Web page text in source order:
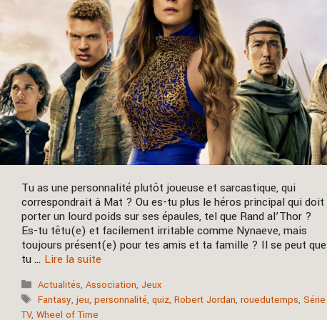
Tu as une personnalité plutôt joueuse et sarcastique, qui
correspondrait à Mat ? Ou es-tu plus le héros principal qui doit
porter un lourd poids sur ses épaules, tel que Rand al’Thor ?
Es-tu têtu(e) et facilement irritable comme Nynaeve, mais
toujours présent(e) pour tes amis et ta famille ? Il se peut que
tu … Lire la suite
Catégories
Actualités,Association, Jeux
Étiquettes
Fantasy,jeu,personnalité,quiz,Robert Jordan,rouedutemps,Série
TV, Wheel of Time